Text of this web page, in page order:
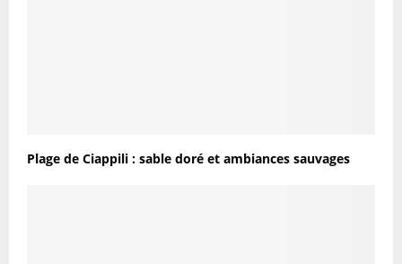
Plage de Ciappili : sable doré et ambiances sauvages